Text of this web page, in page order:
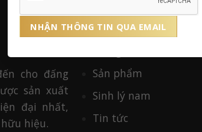
cho đấng
sản xuất
đại nhất,
hiệu.
HỖ TRỢ KHÁCH HÀNG
Sản phẩm
Sinh lý nam
Tin tức